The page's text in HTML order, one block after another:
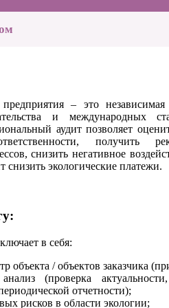
– это
и международных
аудит позволяет
получить
снизить негативное
снизить экологические платежи.
в себя:
объекта / объектов заказчика
(проверка
отчетности);
рисков в области экологии;